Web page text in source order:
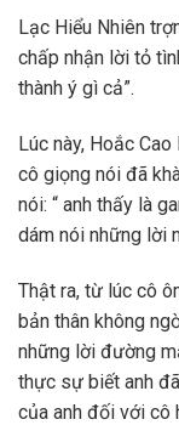
Lạc Hiểu Nhiên
chấp nhận lời tỏ
thành ý gì cả”.
Lúc này, Hoắc
cô giọng nói đã
nói: “ anh thấy là
dám nói những lời
Thật ra, từ lúc cô
bản thân không
những lời đường
thực sự biết anh
của anh đối với cô